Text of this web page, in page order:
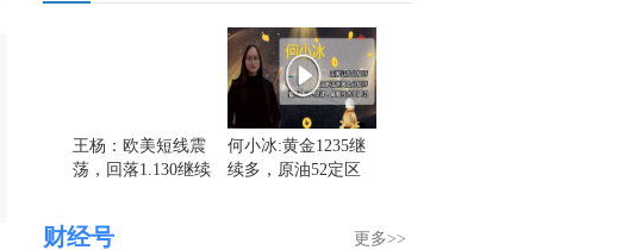
伯克希尔哈撒韦A(BRK.A.N)：自第三季度（7月1日）起至7月29日，已动用超过33亿美元回购公司股票。
王杨：欧美短线震
荡，回落1.130继续
何小冰:黄金1235继
续多，原油52定区
更多>>
财经号